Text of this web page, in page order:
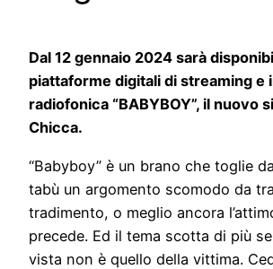
Dal 12 gennaio 2024 sarà
piattaforme digitali di streaming e
radiofonica “BABYBOY”, il nuovo
Chicca.
“Babyboy” è un brano che toglie
tabù un argomento scomodo da
tradimento, o meglio ancora
precede. Ed il tema scotta di più
vista non è quello della vittima.